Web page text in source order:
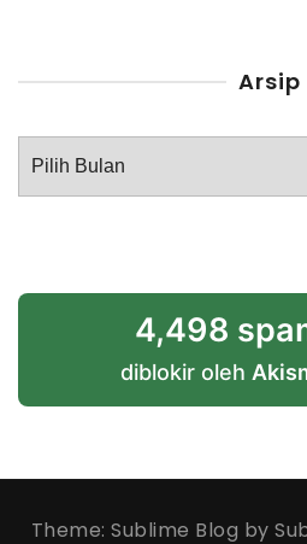
Arsip
Arsip
4,498
diblokir oleh
Theme: Sublime Blog by